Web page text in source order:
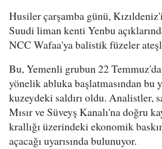
Husiler çarşamba günü,
Suudi liman kenti Yenbu
NCC Wafaa'ya balistik füzeler
Bu, Yemenli grubun 22
yönelik abluka başlatmasından bu
kuzeydeki saldırı oldu. Analistler,
Mısır ve Süveyş Kanalı'na doğru
krallığı üzerindeki ekonomik
açacağı uyarısında bulunuyor.